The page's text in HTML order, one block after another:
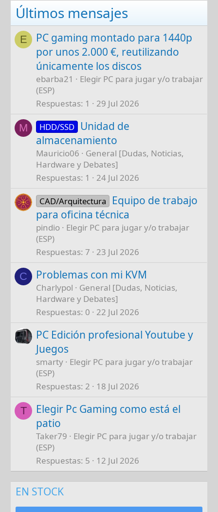
s
:
Últimos mensajes
E
PC gaming montado para 1440p
por unos 2.000 €, reutilizando
únicamente los discos
ebarba21
Elegir PC para jugar y/o trabajar
(ESP)
Respuestas 1 29 Jul 2026
M HDD/SSD Unidad de
almacenamiento
Mauricio06
General [Dudas, Noticias,
Hardware y Debates]
Respuestas 1 24 Jul 2026
CAD/Arquitectura
Equipo de trabajo
para oficina técnica
pindio
Elegir PC para jugar y/o trabajar
(ESP)
Respuestas 7 23 Jul 2026
C Problemas con mi KVM
Charlypol
General [Dudas, Noticias,
Hardware y Debates]
Respuestas 0 22 Jul 2026
PC Edición profesional Youtube y
Juegos
smarty
Elegir PC para jugar y/o trabajar
(ESP)
Respuestas 2 18 Jul 2026
T
Elegir Pc Gaming como está el
patio
Taker79
Elegir PC para jugar y/o trabajar
(ESP)
Respuestas 5 12 Jul 2026
EN STOCK